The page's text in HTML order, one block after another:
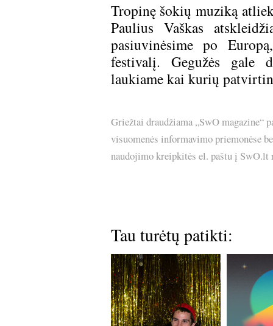
Tropinę šokių muziką
Paulius Vaškas
pasiuvinėsime po
festivalį. Gegužės gale
laukiame kai kurių
Griežtai draudžiama „SwO magazine“
visuomenės informavimo priemonėse
naudojimo kreipkitės el. paštu į
Tau turėtų patikti: